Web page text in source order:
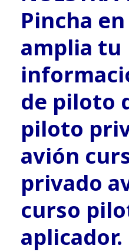
Pincha
amplia tu
de piloto
piloto
avión
privado
curso
aplicador.